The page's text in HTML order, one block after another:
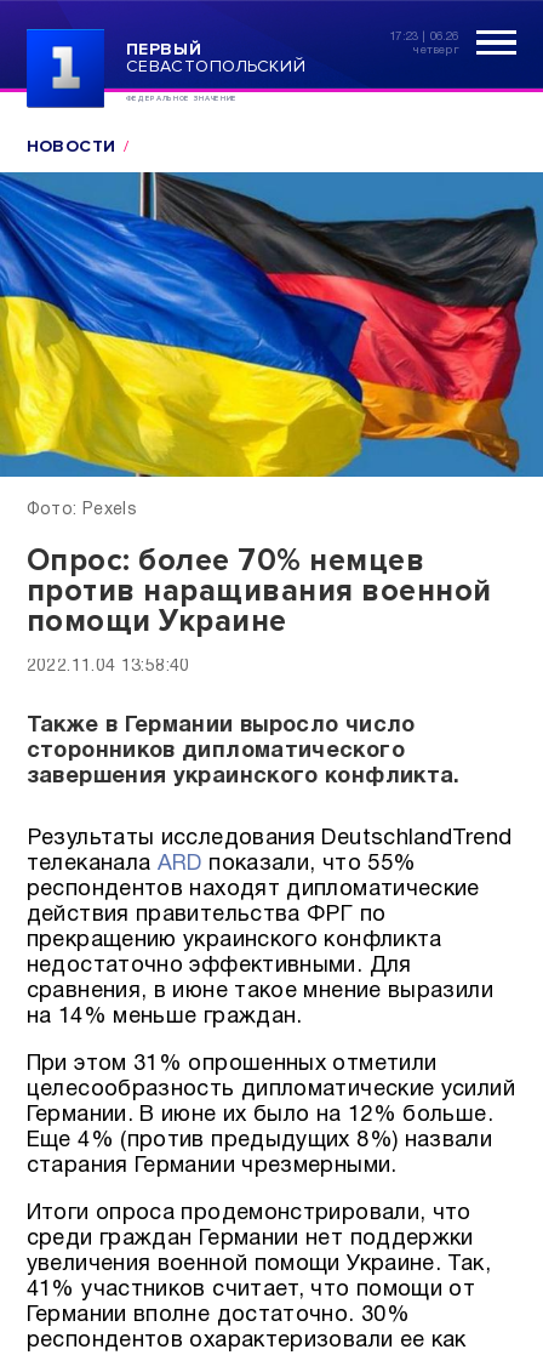
ПЕРВЫЙ
СЕВАСТОПОЛЬСКИЙ
ФЕДЕРАЛЬНОЕ ЗНАЧЕНИЕ
17:23 | 06.26
четверг
НОВОСТИ
Фото: Pexels
Опрос: более 70% немцев
против наращивания военной
помощи Украине
2022.11.04 13:58:40
Также в Германии выросло число
сторонников дипломатического
завершения украинского конфликта.
Результаты исследования DeutschlandTrend
телеканала ARD показали, что 55%
респондентов находят дипломатические
действия правительства ФРГ по
прекращению украинского конфликта
недостаточно эффективными. Для
сравнения, в июне такое мнение выразили
на 14% меньше граждан.
При этом 31% опрошенных отметили
целесообразность дипломатические усилий
Германии. В июне их было на 12% больше.
Еще 4% (против предыдущих 8%) назвали
старания Германии чрезмерными.
Итоги опроса продемонстрировали, что
среди граждан Германии нет поддержки
увеличения военной помощи Украине. Так,
41% участников считает, что помощи от
Германии вполне достаточно. 30%
респондентов охарактеризовали ее как